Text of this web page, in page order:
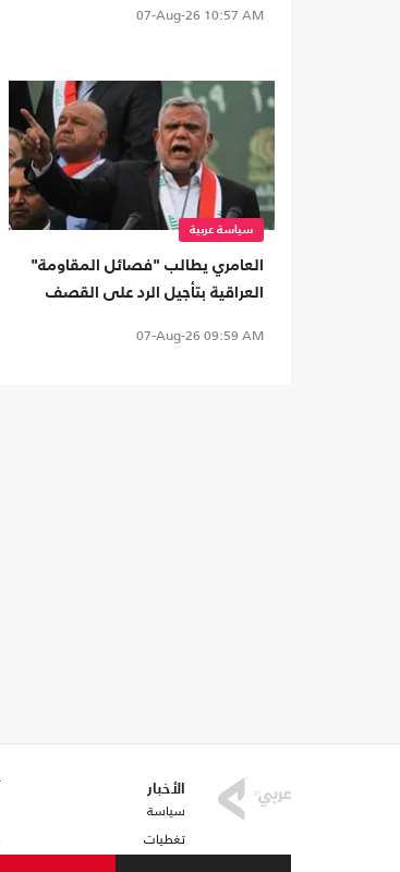
07-Aug-26 10:57 AM
سياسة عربية
العامري يطالب "فصائل المقاومة"
العراقية بتأجيل الرد على القصف
07-Aug-26 09:59 AM
الأخبار
سياسة
تغطيات